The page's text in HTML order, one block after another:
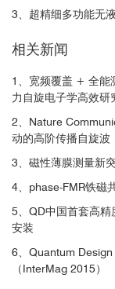
Ni Fe
3、超精细多功能无
相关新闻
1、宽频覆盖 + 全能
力自旋电子学高效研
2、Nature
动的高阶传播自旋波
3、磁性薄膜测量新
4、phase-FMR铁磁
5、QD中国首套高精
安装
6、Quantum
（InterMag 2015）